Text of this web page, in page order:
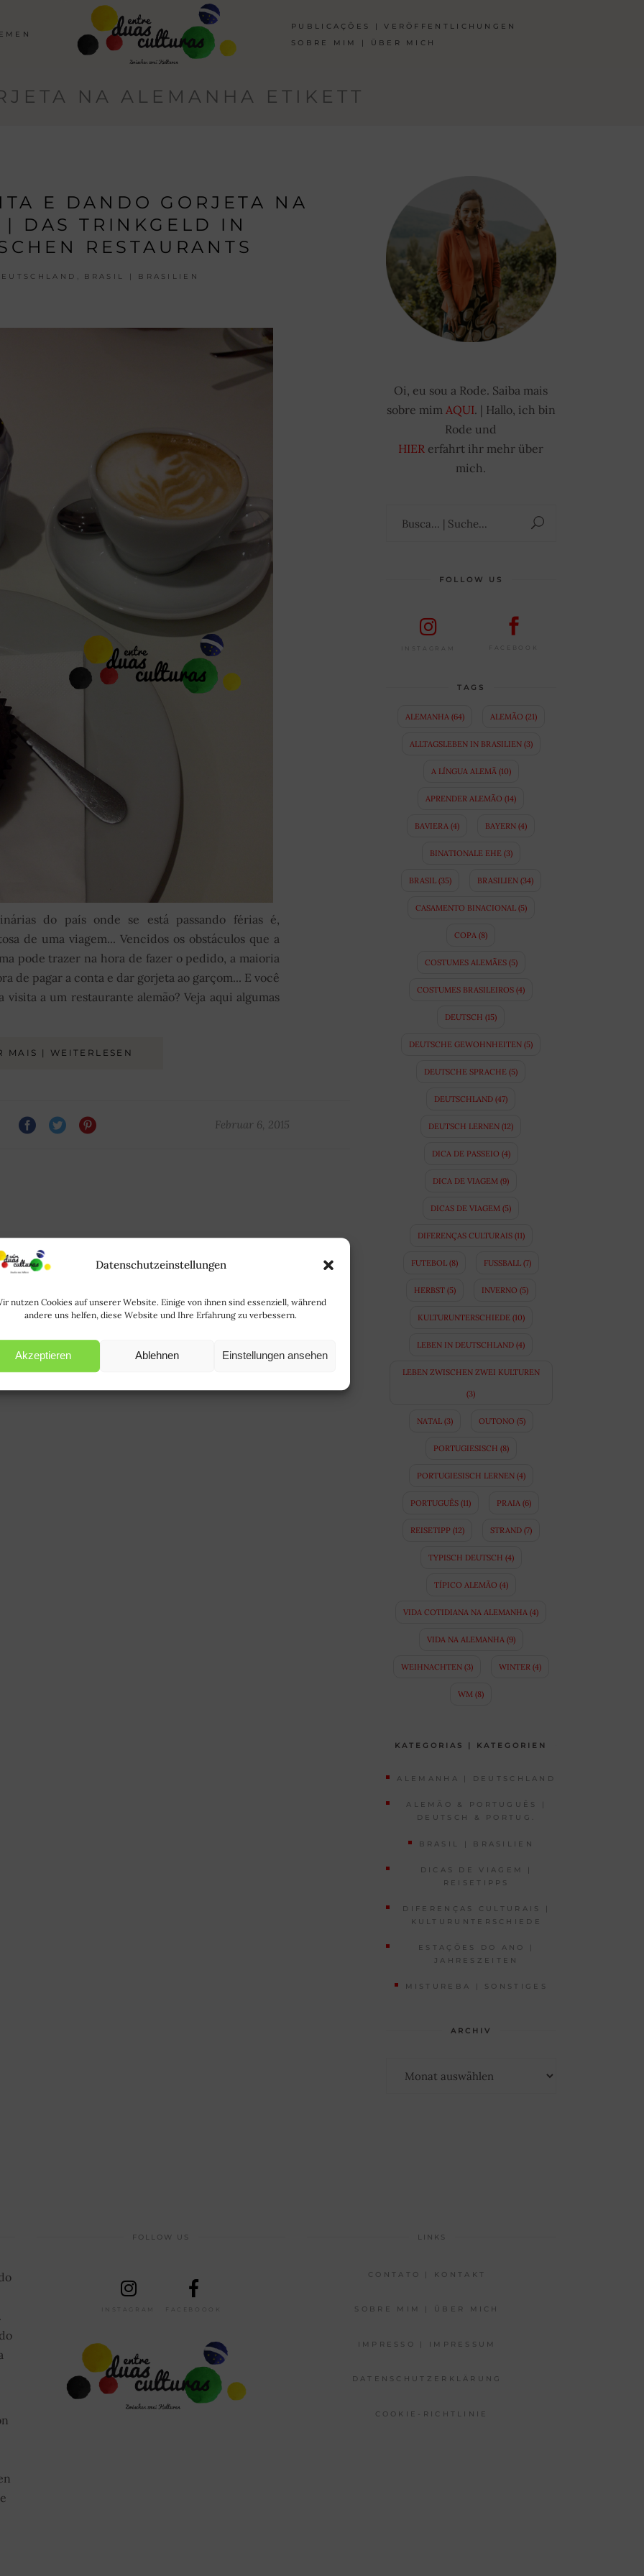
Datenschutzeinstellungen
nutzen Cookies auf unserer Website. Einige von ihnen sind essenziell, während
andere uns helfen, diese Website und Ihre Erfahrung zu verbessern.
Akzeptieren Ablehnen Einstellungen ansehen
PUBLICAÇÕES | VERÖFFENTLICHUNGEN
SOBRE MIM | ÜBER MICH
NA ALEMANHA ETIKETT
E DANDO GORJETA NA
DAS TRINKGELD IN
RESTAURANTS
BRASIL | BRASILIEN
do país onde se está passando férias é,
de uma viagem... Vencidos os obstáculos que a
pode trazer na hora de fazer o pedido, a maioria
de pagar a conta e dar gorjeta ao garçom... E você
visita a um restaurante alemão? Veja aqui algumas
MAIS | WEITERLESEN
Februar 6, 2015
Oi, eu sou a Rode. Saiba mais
sobre mim AQUI. | Hallo, ich bin
Rode und
HIER erfahrt ihr mehr über
mich.
FOLLOW US
INSTAGRAM FACEBOOK
TAGS
ALEMANHA (64) ALEMÃO (21)
ALLTAGSLEBEN IN BRASILIEN(3)
A LÍNGUA ALEMÃ (10)
APRENDER ALEMÃO (14)
BAVIERA (4) BAYERN (4)
BINATIONALE EHE(3)
BRASIL(35) BRASILIEN(34)
CASAMENTO BINACIONAL(5)
COPA (8)
COSTUMES ALEMÃES(5)
COSTUMES BRASILEIROS (4)
DEUTSCH (15)
DEUTSCHE GEWOHNHEITEN (5)
DEUTSCHE SPRACHE (5)
DEUTSCHLAND (47)
DEUTSCH LERNEN (12)
DICA DE PASSEIO (4)
DICA DE VIAGEM (9)
DICAS DE VIAGEM (5)
DIFERENÇAS CULTURAIS(11)
FUTEBOL(8) FUSSBALL (7)
HERBST(5) INVERNO (5)
KULTURUNTERSCHIEDE(10)
LEBEN IN DEUTSCHLAND (4)
LEBEN ZWISCHEN ZWEI KULTUREN
(3)
NATAL(3) OUTONO (5)
PORTUGIESISCH (8)
PORTUGIESISCH LERNEN(4)
PORTUGUÊS (11) PRAIA (6)
REISETIPP(12) STRAND(7)
TYPISCH DEUTSCH (4)
TÍPICO ALEMÃO (4)
VIDA COTIDIANA NA ALEMANHA (4)
VIDA NA ALEMANHA (9)
WEIHNACHTEN(3) WINTER (4)
WM (8)
KATEGORIAS | KATEGORIEN
ALEMANHA | DEUTSCHLAND
ALEMÃO & PORTUGUÊS |
DEUTSCH & PORTUG.
BRASIL | BRASILIEN
DICAS DE VIAGEM |
REISETIPPS
DIFERENÇAS CULTURAIS |
KULTURUNTERSCHIEDE
ESTAÇÕES DO ANO |
JAHRESZEITEN
MISTUREBA | SONSTIGES
ARCHIV
FOLLOW US
INSTAGRAM FACEBOOOK
LINKS
CONTATO | KONTAKT
SOBRE MIM | ÜBER MICH
IMPRESSO | IMPRESSUM
DATENSCHUTZERKLÄRUNG
COOKIE-RICHTLINIE